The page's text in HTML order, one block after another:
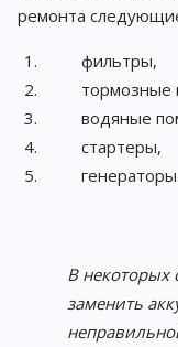
ремонта
фильтры,
тормозные
водяные
стартеры,
генераторы.
В некоторых
заменить